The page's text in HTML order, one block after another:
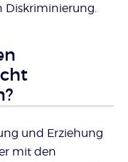
Diskriminierung.
und Erziehung
mit den